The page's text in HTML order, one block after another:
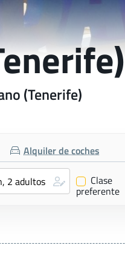
(Tenerife)
Alquiler de coches
✔ Clase
preferente